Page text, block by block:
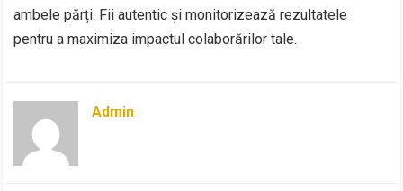
ambele părți. Fii autentic și monitorizează rezultatele
pentru a maximiza impactul colaborărilor tale.
Admin